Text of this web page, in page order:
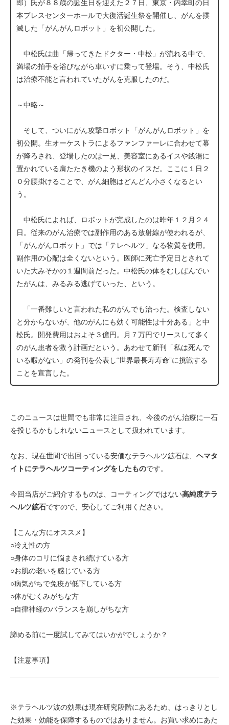
郎）氏が８８歳の誕生日を迎えた２７日、東京・内幸町の日
本プレスセンターホールで大復活誕生祭を開催し、がんを撲
滅した「がんがんロボット」を初公開した。
中松氏は曲「帰ってきたドクター・中松」が流れる中で、
満場の拍手を浴びながら車いすに乗って登場。そう、中松氏
は治療不能と言われていたがんを克服したのだ。
～中略～
そして、ついにがん攻撃ロボット「がんがんロボット」を
初公開。生オーケストラによるファンファーレに合わせて幕
が降ろされ、登場したのは一見、美容室にあるイスや銭湯に
置かれている肩たたき機のよう形状のイスだ。ここに１日２
０分腰掛けることで、がん細胞はどんどん小さくなるとい
う。
中松氏によれば、ロボットが完成したのは昨年１２月２４
日。従来のがん治療では副作用のある放射線が使われるが、
「がんがんロボット」では「テレヘルツ」なる物質を使用。
副作用の心配は全くないという。医師に死亡予定日とされて
いた大みそかの１週間前だった。中松氏の体をむしばんでい
たがんは、みるみる逃げていった、という。
「一番難しいと言われた私のがんでも治った。検査しない
と分からないが、他のがんにも効く可能性は十分ある」と中
松氏。開発費用はおよそ３億円。月７万円でリースして多く
のがん患者を救う計画だという。あわせて新刊「私は死んで
いる暇がない」の発刊を公表し“世界最長寿寿命”に挑戦する
ことを宣言した。
このニュースは世間でも非常に注目され、今後のがん治療に一石
を投じるかもしれないニュースとして扱われています。
なお、現在世間で出回っている安価なテラヘルツ鉱石は、 ヘマタ
イトにテラヘルツコーティングをしたものです。
今回当店がご紹介するものは、コーティングではない高純度テラ
ヘルツ鉱石ですので、安心してご利用ください。
【こんな方にオススメ】
○冷え性の方
○身体のコリに悩まされ続けている方
○お肌の老いを感じている方
○病気がちで免疫が低下している方
○体がむくみがちな方
○自律神経のバランスを崩しがちな方
諦める前に一度試してみてはいかがでしょうか？
【注意事項】
※テラヘルツ波の効果は現在研究段階にあるため、はっきりとし
た効果・効能を保障するものではありません。お買い求めにあた